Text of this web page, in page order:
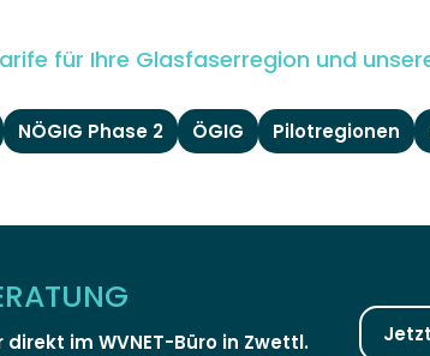
für Ihre Glasfaserregion und
NÖGIG Phase 2 ÖGIG Pilotregionen
direkt im WVNET-Büro in Zwettl.